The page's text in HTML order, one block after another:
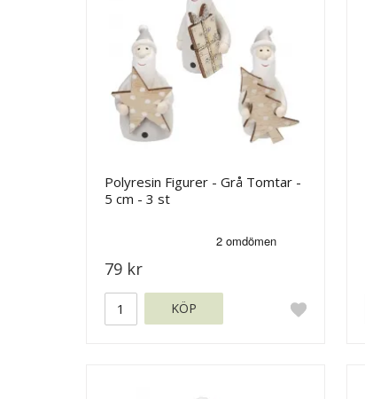
Polyresin Figurer - Grå Tomtar -
5 cm - 3 st
79 kr
KÖP